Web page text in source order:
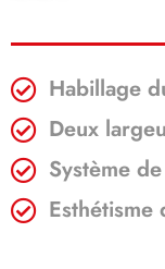
Habillage
Deux
Système
Esthétisme